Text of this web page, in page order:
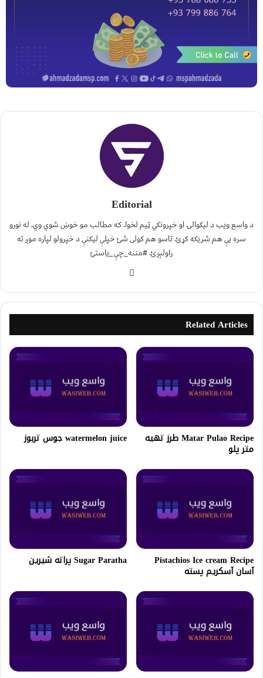
Editorial
د واسع ویب د لیکوالۍ او خپرونکي ټیم لخوا. که مطالب مو خوښ شوي وي، له نورو
سره یې هم شریکه کړئ. تاسو هم کولی شئ خپلې لیکنې د خپرولو لپاره موږ ته
راولېږئ. #مننه_چې_یاستئ
Related Articles
Matar Pulao Recipe طرز تهیه
متر پلو
watermelon juice جوس تربوز
Pistachios Ice cream Recipe
آسان آسکریم پسته
Sugar Paratha پراته شیرین